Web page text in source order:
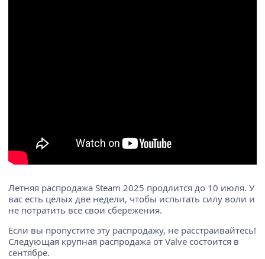
Летняя распродажа Steam 2025 продлится до 10 июля. У
вас есть целых две недели, чтобы испытать силу воли и
не потратить все свои сбережения.
Если вы пропустите эту распродажу, не расстраивайтесь!
Следующая крупная распродажа от Valve состоится в
сентябре.